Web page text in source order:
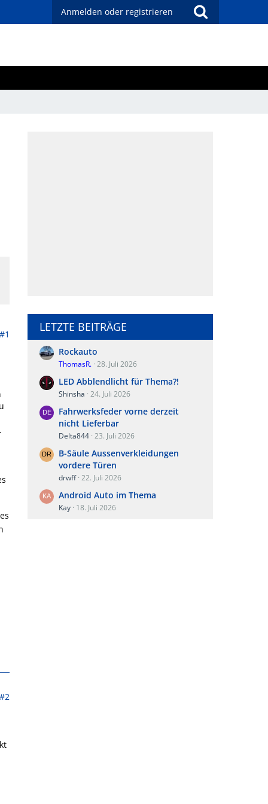
Anmelden oder registrieren
#1
#2
LETZTE BEITRÄGE
Rockauto
ThomasR. 28. Juli 2026
LED Abblendlicht für Thema?!
Shinsha 24. Juli 2026
Fahrwerksfeder vorne derzeit
nicht Lieferbar
Delta844 23. Juli 2026
B-Säule Aussenverkleidungen
vordere Türen
drwff 22. Juli 2026
Android Auto im Thema
Kay 18. Juli 2026